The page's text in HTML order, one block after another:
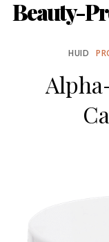
Beauty-
HUID